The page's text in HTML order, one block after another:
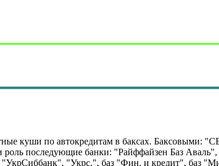
куши по автокредитам в баксах. Баксовыми:
последующие банки: "Райффайзен Баз
"Укрс.", баз "Фин. и кредит", баз